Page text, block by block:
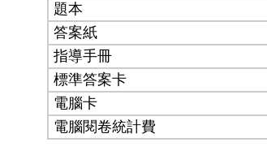
題本
答案紙
指導手冊
標準答案卡
電腦卡
電腦閱卷統計費